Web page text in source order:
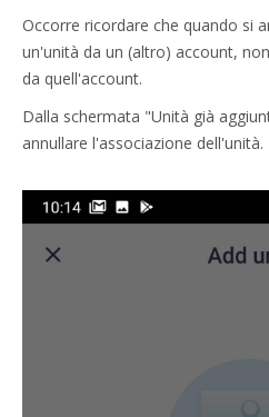
Occorre ricordare che quando si
un'unità da un (altro) account,
da quell'account.
Dalla schermata "Unità già
annullare l'associazione dell'unità.